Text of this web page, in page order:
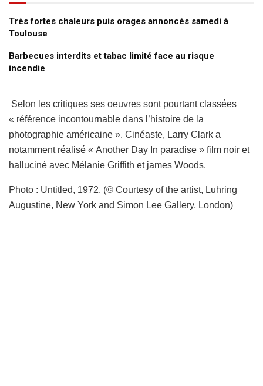
Très fortes chaleurs puis orages annoncés samedi à
Toulouse
Barbecues interdits et tabac limité face au risque
incendie
Selon les critiques ses oeuvres sont pourtant classées
« référence incontournable dans l’histoire de la
photographie américaine ». Cinéaste, Larry Clark a
notamment réalisé « Another Day In paradise » film noir et
halluciné avec Mélanie Griffith et james Woods.
Photo : Untitled, 1972. (© Courtesy of the artist, Luhring
Augustine, New York and Simon Lee Gallery, London)